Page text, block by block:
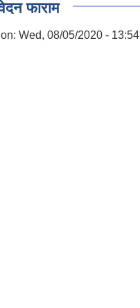
फाराम
Wed, 08/05/2020 - 13:54